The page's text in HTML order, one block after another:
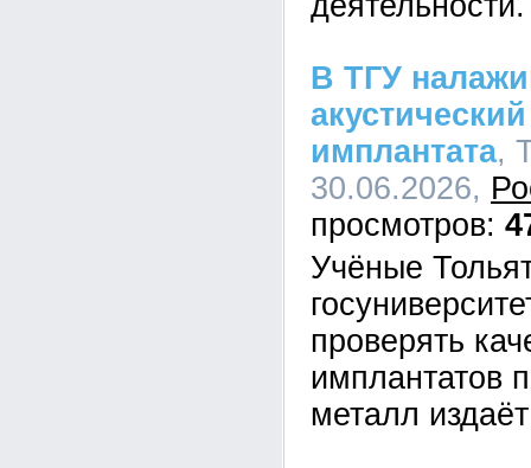
В ТГУ
имплантата,
30.06.2026,
Учёные
проверять
имплантатов
металл